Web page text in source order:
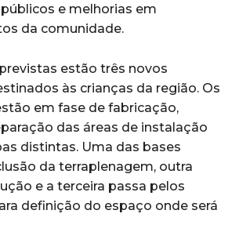
e melhorias em
da comunidade.
estão três novos
às crianças da região. Os
em fase de fabricação,
das áreas de instalação
distintas. Uma das bases
da terraplenagem, outra
e a terceira passa pelos
definição do espaço onde será